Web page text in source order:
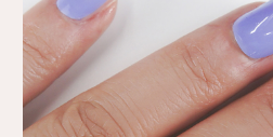
胡粉コスメ
京花舞
胡粉石鹸
メディア掲載
ねいる図案帖
日本画作品帖
白狐通信
上羽絵惣について
会社概要
想い
お問い合わせ
カタログ請求